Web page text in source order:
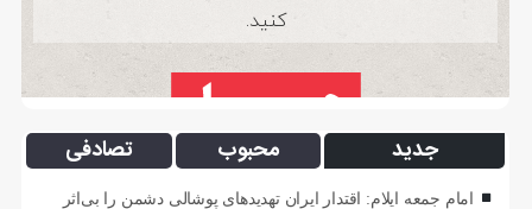
جدید محبوب تصادفی
امام جمعه ایلام: اقتدار ایران تهدیدهای پوشالی دشمن را بی‌اثر